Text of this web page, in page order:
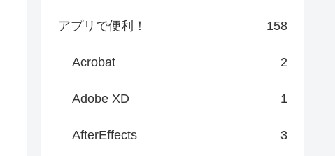
アプリで便利！ 158
Acrobat 2
Adobe XD 1
AfterEffects 3